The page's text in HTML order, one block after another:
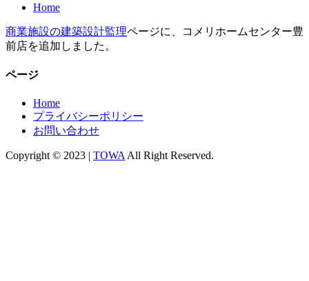
Home
商業施設の建築設計監理ページに、コメリホームセンター豊
前店を追加しました。
ページ
Home
プライバシーポリシー
お問い合わせ
Copyright © 2023 | TOWA All Right Reserved.